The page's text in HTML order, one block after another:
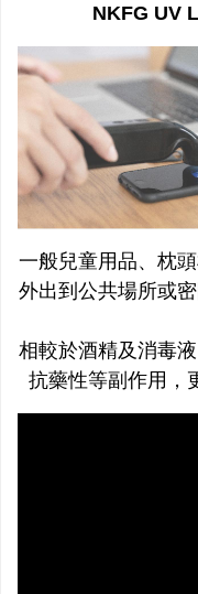
NKFG UV
一般兒童用品、枕
外出到公共場所或
相較於酒精及消毒
抗藥性等副作用，